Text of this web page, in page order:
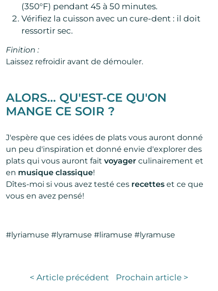
(350°F) pendant 45 à 50 minutes.
Vérifiez la cuisson avec un cure-dent : il doit
ressortir sec.
Finition :
Laissez refroidir avant de démouler.
ALORS... QU'EST-CE QU'ON
MANGE CE SOIR ?
J'espère que ces idées de plats vous auront donné
un peu d'inspiration et donné envie d'explorer des
plats qui vous auront fait voyager culinairement et
en musique classique!
Dîtes-moi si vous avez testé ces recettes et ce que
vous en avez pensé!
#lyriamuse #lyramuse #liramuse #lyramuse
< Article précédent Prochain article >